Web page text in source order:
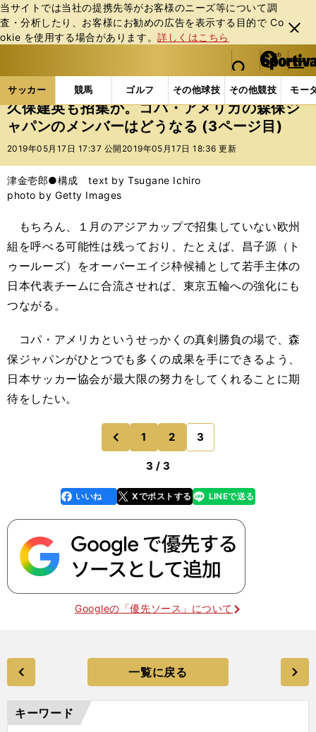
当サイトでは当社の提携先等がお客様のニーズ等について調
査・分析したり、お客様にお勧めの広告を表⽰する⽬的で Co
okie を使⽤する場合があります。詳しくはこちら
閉じ
る
web Sportiva (webスポルティーバ)
検索
マイペ
ー
ジ
メニュ
サッカー 競馬 ゴルフ その他球技 その他競技 モー
ス
ポ
ル
バ
サッカーの記事一覧 サッカー代表 日本代表 久
久保建英も招集か。コパ・アメリカの森保ジ
ャパンのメンバーはどうなる (3ページ目)
2019年05月17日 17:37 公開 2019年05月17日 18:36 更新
津金壱郎●構成 text by Tsugane Ichiro
photo by Getty Images
もちろん、１月のアジアカップで招集していない欧州
組を呼べる可能性は残っており、たとえば、昌子源（ト
ゥールーズ）をオーバーエイジ枠候補として若手主体の
日本代表チームに合流させれば、東京五輪への強化にも
つながる。
コパ・アメリカというせっかくの真剣勝負の場で、森
保ジャパンがひとつでも多くの成果を手にできるよう、
日本サッカー協会が最大限の努力をしてくれることに期
待をしたい。
前
のページへ
1 2 3
3 / 3
faceboo
k
いいね Xでポストする
line LINEで送る
Googleの「優先ソース」について
一覧に戻る
キーワード